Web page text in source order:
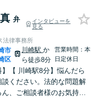
弁
インタビューを
見る
法律事務所
市
区
川崎駅 か
ら徒歩8分
営業時間：本
日定休日
】【 川崎駅8分】悩んだら
談ください。法的な問題解
、ご相談者様のお気持ち